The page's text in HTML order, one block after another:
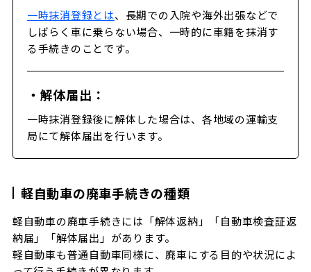
一時抹消登録とは、長期での入院や海外出張などで
しばらく車に乗らない場合、一時的に車籍を抹消す
る手続きのことです。
・解体届出：
一時抹消登録後に解体した場合は、各地域の運輸支
局にて解体届出を行います。
軽自動車の廃車手続きの種類
軽自動車の廃車手続きには「解体返納」「自動車検査証返
納届」「解体届出」があります。
軽自動車も普通自動車同様に、廃車にする目的や状況によ